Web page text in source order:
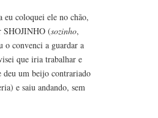
eu coloquei ele no chão,
SHOJINHO (sozinho,
o convenci a guardar a
que iria trabalhar e
deu um beijo contrariado
e saiu andando, sem